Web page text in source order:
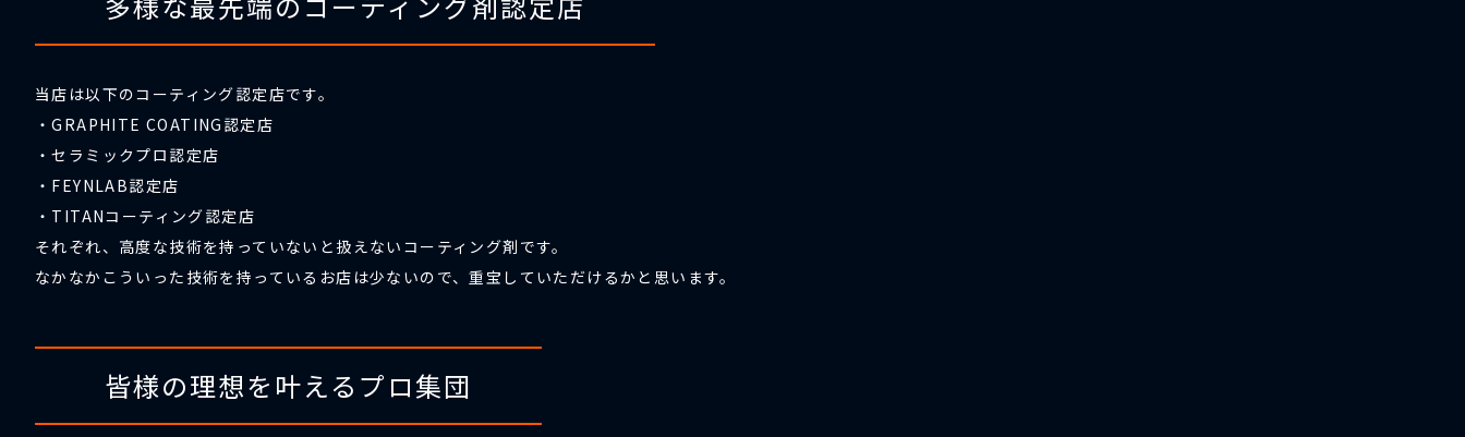
当店は以下のコーティング認定店です。
・GRAPHITE COATING認定店
・セラミックプロ認定店
・FEYNLAB認定店
・TITANコーティング認定店
それぞれ、高度な技術を持っていないと扱えないコーティング剤です。
なかなかこういった技術を持っているお店は少ないので、重宝していただけるかと思います。
皆様の理想を叶えるプロ集団